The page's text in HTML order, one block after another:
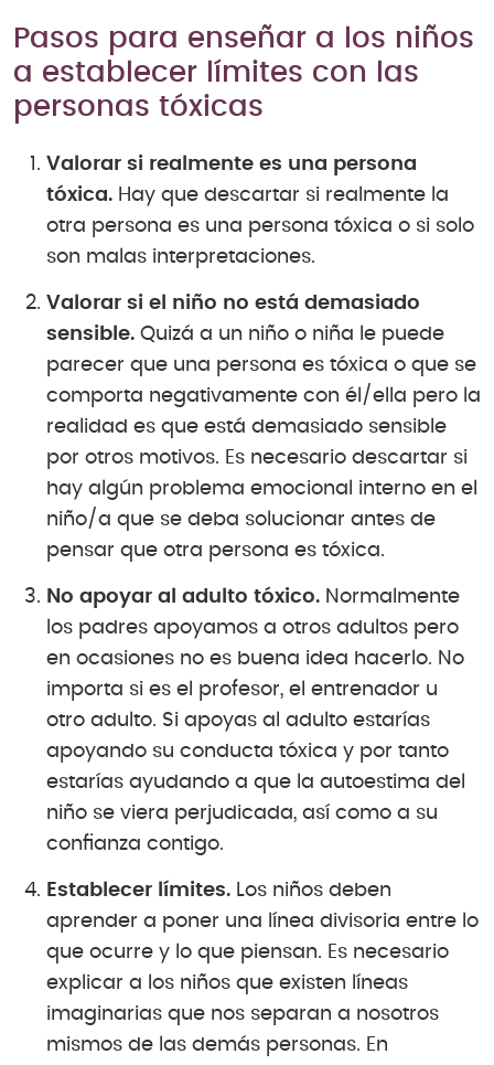
Pasos para enseñar a los niños
a establecer límites con las
personas tóxicas
Valorar si realmente es una persona
tóxica. Hay que descartar si realmente la
otra persona es una persona tóxica o si solo
son malas interpretaciones.
Valorar si el niño no está demasiado
sensible. Quizá a un niño o niña le puede
parecer que una persona es tóxica o que se
comporta negativamente con él/ella pero la
realidad es que está demasiado sensible
por otros motivos. Es necesario descartar si
hay algún problema emocional interno en el
niño/a que se deba solucionar antes de
pensar que otra persona es tóxica.
No apoyar al adulto tóxico. Normalmente
los padres apoyamos a otros adultos pero
en ocasiones no es buena idea hacerlo. No
importa si es el profesor, el entrenador u
otro adulto. Si apoyas al adulto estarías
apoyando su conducta tóxica y por tanto
estarías ayudando a que la autoestima del
niño se viera perjudicada, así como a su
confianza contigo.
Establecer límites. Los niños deben
aprender a poner una línea divisoria entre lo
que ocurre y lo que piensan. Es necesario
explicar a los niños que existen líneas
imaginarias que nos separan a nosotros
mismos de las demás personas. En